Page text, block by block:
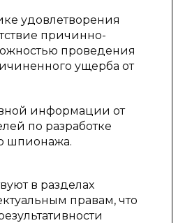
удовлетворения
причинно-
проведения
ущерба от
информации от
по разработке
шпионажа.
в разделах
правам, что